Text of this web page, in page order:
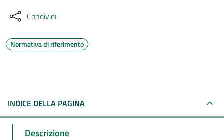
Condividi
Normativa di riferimento
INDICE DELLA PAGINA
Descrizione